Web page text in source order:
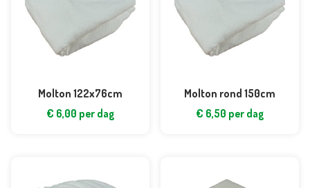
Molton 122x76cm
€ 6,00 per dag
Molton rond 150cm
€ 6,50 per dag